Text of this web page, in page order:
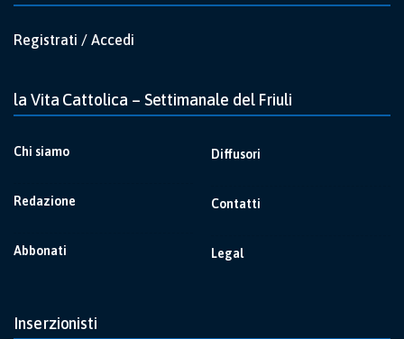
Registrati / Accedi
la Vita Cattolica – Settimanale del Friuli
Chi siamo
Redazione
Abbonati
Diffusori
Contatti
Legal
Inserzionisti